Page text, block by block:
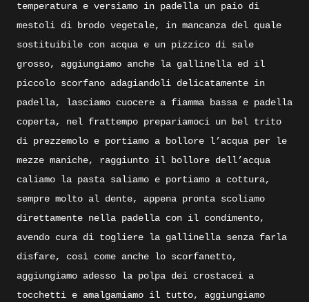
temperatura e versiamo in padella un paio di
mestoli di brodo vegetale, in mancanza del quale
sostituibile con acqua e un pizzico di sale
grosso, aggiungiamo anche la gallinella ed il
piccolo scorfano adagiandoli delicatamente in
padella, lasciamo cuocere a fiamma bassa e padella
coperta, nel frattempo prepariamoci un bel trito
di prezzemolo e portiamo a bollore l’acqua per le
mezze maniche, raggiunto il bollore dell’acqua
caliamo la pasta saliamo e portiamo a cottura,
sempre molto al dente, appena pronta scoliamo
direttamente nella padella con il condimento,
avendo cura di togliere la gallinella senza farla
disfare, così come anche lo scorfanetto,
aggiungiamo adesso la polpa dei crostacei a
tocchetti e amalgamiamo il tutto, aggiungiamo